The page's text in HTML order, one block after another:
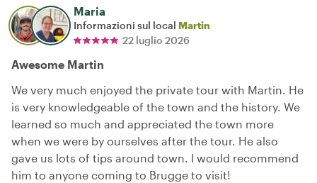
Maria
Informazioni sul local Martin
22 luglio 2026
Awesome Martin
We very much enjoyed the private tour with Martin. He
is very knowledgeable of the town and the history. We
learned so much and appreciated the town more
when we were by ourselves after the tour. He also
gave us lots of tips around town. I would recommend
him to anyone coming to Brugge to visit!